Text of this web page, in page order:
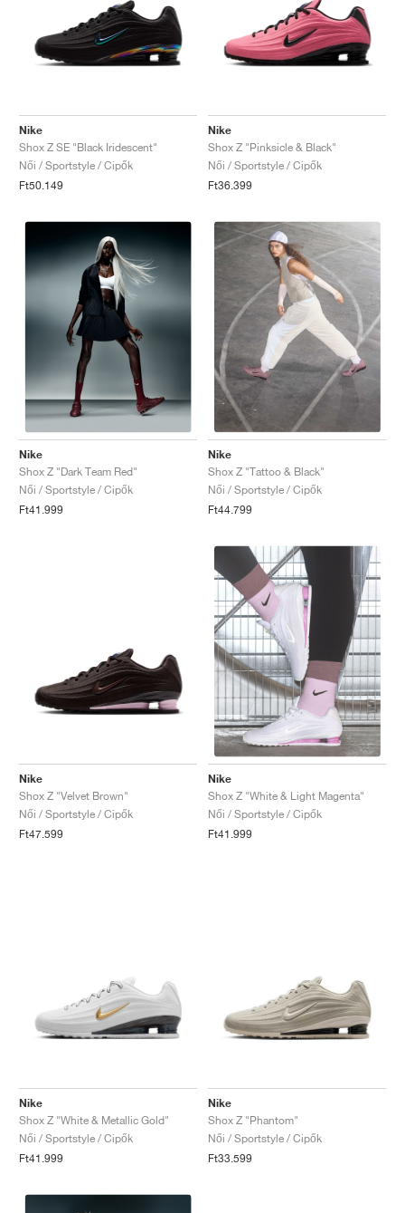
Nike
Shox Z SE "Black Iridescent"
Női / Sportstyle / Cipők
Ft50.149
Nike
Shox Z "Pinksicle & Black"
Női / Sportstyle / Cipők
Ft36.399
Nike
Shox Z "Dark Team Red"
Női / Sportstyle / Cipők
Ft41.999
Nike
Shox Z "Tattoo & Black"
Női / Sportstyle / Cipők
Ft44.799
Nike
Shox Z "Velvet Brown"
Női / Sportstyle / Cipők
Ft47.599
Nike
Shox Z "White & Light Magenta"
Női / Sportstyle / Cipők
Ft41.999
Nike
Shox Z "White & Metallic Gold"
Női / Sportstyle / Cipők
Ft41.999
Nike
Shox Z "Phantom"
Női / Sportstyle / Cipők
Ft33.599